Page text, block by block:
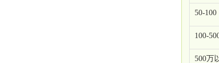
50-
100-
500万